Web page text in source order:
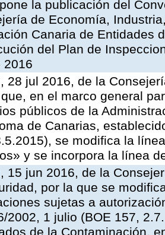
la publicación del
de Economía,
Canaria de Entidades
del Plan de
2016
28 jul 2016, de la
en el marco general
públicos de la
de Canarias,
se modifica la
y se incorpora la línea
15 jun 2016, de la
por la que se
sujetas a
2002, 1 julio (BOE 157,